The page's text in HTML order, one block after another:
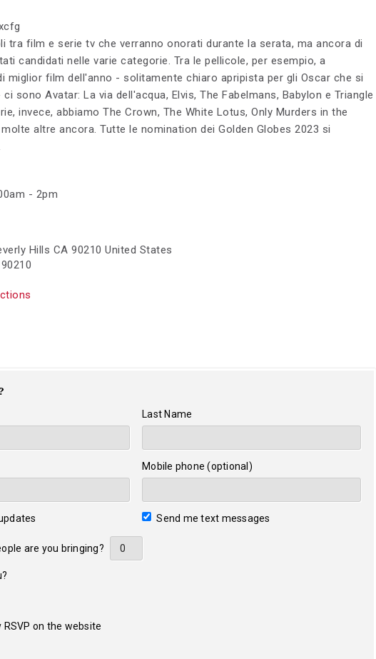
tra film e serie tv che verranno onorati durante la serata, ma ancora di
candidati nelle varie categorie. Tra le pellicole, per esempio, a
miglior film dell'anno - solitamente chiaro apripista per gli Oscar che si
sono Avatar: La via dell'acqua, Elvis, The Fabelmans, Babylon e Triangle
invece, abbiamo The Crown, The White Lotus, Only Murders in the
altre ancora. Tutte le nomination dei Golden Globes 2023 si
- 2pm
Hills CA 90210 United States
Last Name
Mobile phone (optional)
Send me text messages
are you bringing?
RSVP on the website